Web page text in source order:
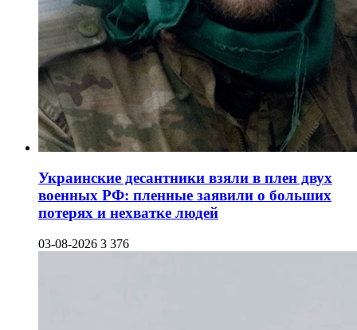
Украинские десантники взяли в плен двух
военных РФ: пленные заявили о больших
потерях и нехватке людей
03-08-2026 3 376